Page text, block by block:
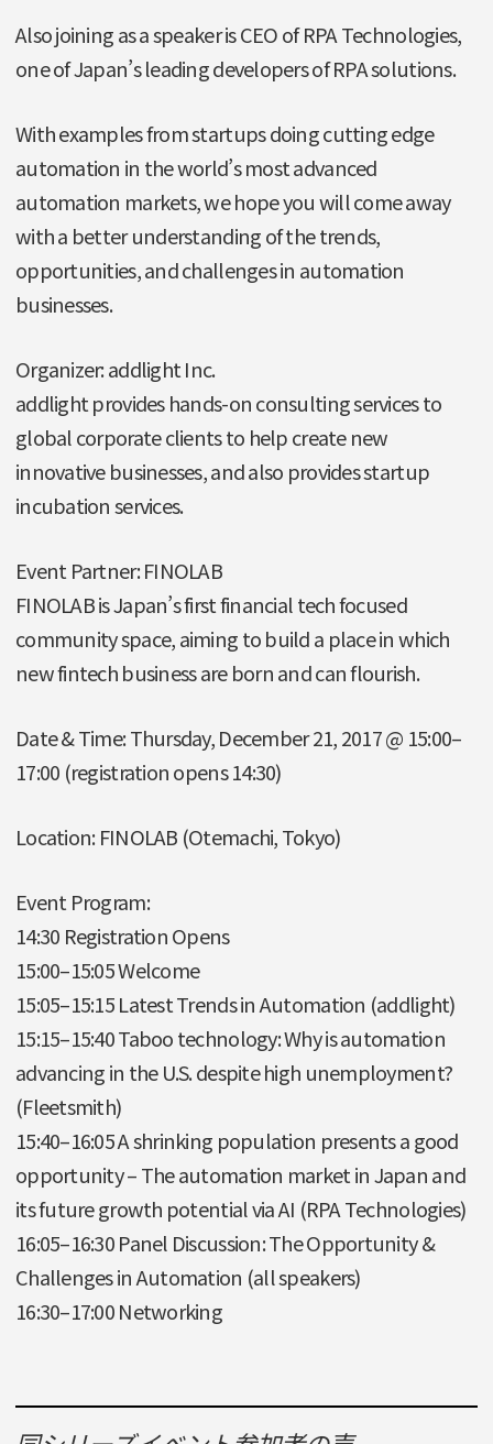
Also joining as a speaker is CEO of RPA Technologies,
one of Japan’s leading developers of RPA solutions.
With examples from startups doing cutting edge
automation in the world’s most advanced
automation markets, we hope you will come away
with a better understanding of the trends,
opportunities, and challenges in automation
businesses.
Organizer: addlight Inc.
addlight provides hands-on consulting services to
global corporate clients to help create new
innovative businesses, and also provides startup
incubation services.
Event Partner: FINOLAB
FINOLAB is Japan’s first financial tech focused
community space, aiming to build a place in which
new fintech business are born and can flourish.
Date & Time: Thursday, December 21, 2017 @ 15:00–
17:00 (registration opens 14:30)
Location: FINOLAB (Otemachi, Tokyo)
Event Program:
14:30 Registration Opens
15:00–15:05 Welcome
15:05–15:15 Latest Trends in Automation (addlight)
15:15–15:40 Taboo technology: Why is automation
advancing in the U.S. despite high unemployment?
(Fleetsmith)
15:40–16:05 A shrinking population presents a good
opportunity – The automation market in Japan and
its future growth potential via AI (RPA Technologies)
16:05–16:30 Panel Discussion: The Opportunity &
Challenges in Automation (all speakers)
16:30–17:00 Networking